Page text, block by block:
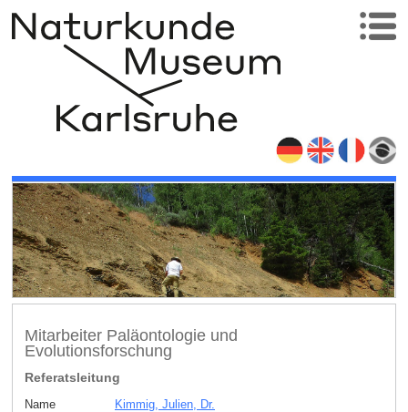
Mitarbeiter Paläontologie und
Evolutionsforschung
Referatsleitung
Name
Kimmig, Julien, Dr.